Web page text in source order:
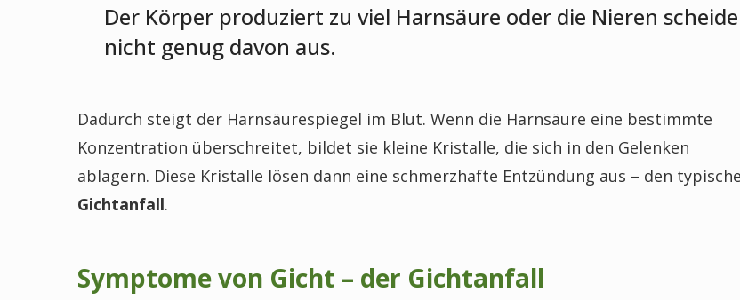
Der Körper produziert zu viel Harnsäure oder die Nieren
nicht genug davon aus.
Dadurch steigt der Harnsäurespiegel im Blut. Wenn die Harnsäure eine bestimmte
Konzentration überschreitet, bildet sie kleine Kristalle, die sich in den Gelenken
ablagern. Diese Kristalle lösen dann eine schmerzhafte Entzündung aus – den
Gichtanfall.
Symptome von Gicht – der Gichtanfall